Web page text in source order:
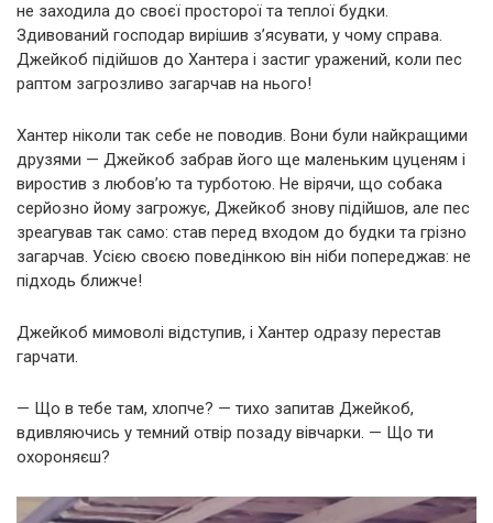
не заходила до своєї просторої та теплої будки.
Здивований господар вирішив з’ясувати, у чому справа.
Джейкоб підійшов до Хантера і застиг уражений, коли пес
раптом загрозливо загарчав на нього!
Хантер ніколи так себе не поводив. Вони були найкращими
друзями — Джейкоб забрав його ще маленьким цуценям і
виростив з любов’ю та турботою. Не вірячи, що собака
серйозно йому загрожує, Джейкоб знову підійшов, але пес
зреагував так само: став перед входом до будки та грізно
загарчав. Усією своєю поведінкою він ніби попереджав: не
підходь ближче!
Джейкоб мимоволі відступив, і Хантер одразу перестав
гарчати.
— Що в тебе там, хлопче? — тихо запитав Джейкоб,
вдивляючись у темний отвір позаду вівчарки. — Що ти
охороняєш?